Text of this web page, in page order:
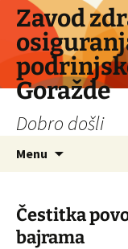
Skip
content
Zavod
Goražde
Dobro došli
Menu
Čestitka
bajrama